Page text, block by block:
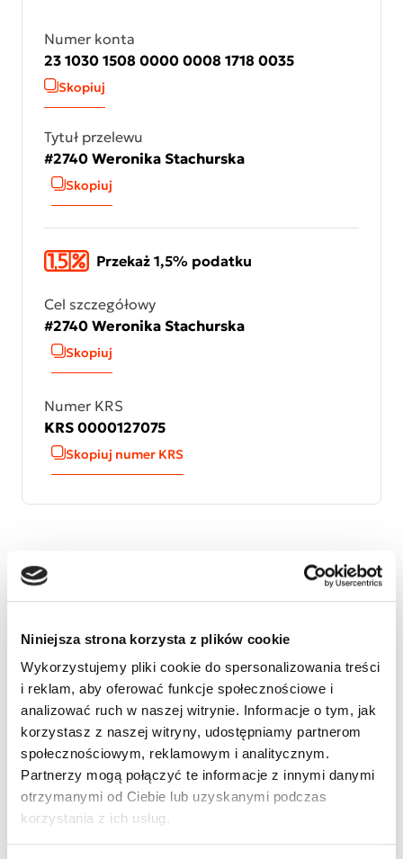
Niniejsza strona korzysta z plików cookie
Wykorzystujemy pliki cookie do spersonalizowania treści
i reklam, aby oferować funkcje społecznościowe i
analizować ruch w naszej witrynie. Informacje o tym, jak
korzystasz z naszej witryny, udostępniamy partnerom
społecznościowym, reklamowym i analitycznym.
Partnerzy mogą połączyć te informacje z innymi danymi
otrzymanymi od Ciebie lub uzyskanymi podczas
korzystania z ich usług.
Numer konta
23 1030 1508 0000 0008 1718 0035
Skopiuj
Tytuł przelewu
#2740 Weronika Stachurska
Skopiuj
Przekaż 1,5% podatku
Cel szczegółowy
#2740 Weronika Stachurska
Skopiuj
Numer KRS
KRS 0000127075
Skopiuj numer KRS
pęcherza, ma wyłonioną przetokę pęcherzowo-
skórną( wazikostomia) celem odprowadzania
syringo-hydromieliczna w obrębie odcinka
piersiowego. Schorzenia skojarzone powodują
zaburzenia pracy układu nerwowego( brak
przesyłania sygnału między receptorami szyi
pęcherza a neuronami odpowiadającymi za mikcję).
Wera jest bardzo pogodnym dzieckiem,
uzdolnionym,gra na skrzypcach,pływa i robi
wszystko to co zdrowe dzieci... jednak choroba nie
ułatwia jej samodzielnej egzystencji.